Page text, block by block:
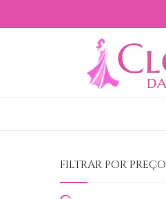
FILTRAR POR PREÇO